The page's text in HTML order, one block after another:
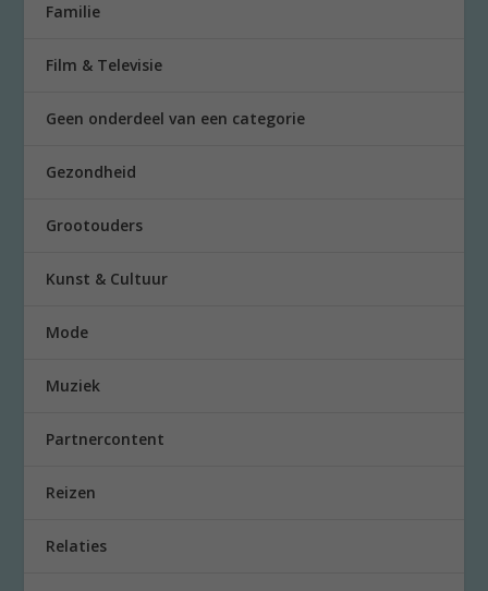
Familie
Film & Televisie
Geen onderdeel van een categorie
Gezondheid
Grootouders
Kunst & Cultuur
Mode
Muziek
Partnercontent
Reizen
Relaties